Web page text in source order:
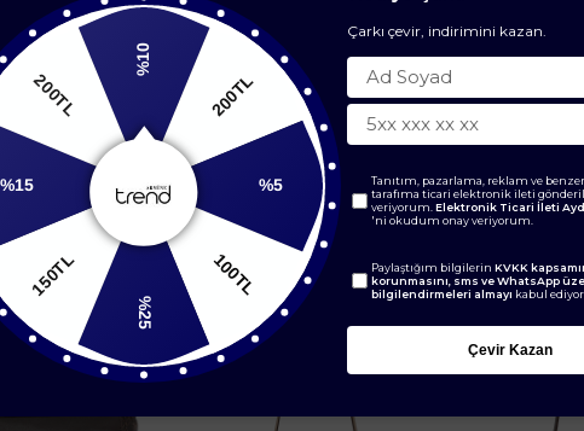
BENZER ÜRÜNLER
%10
200TL
%5
100TL
%25
150TL
%15
200TL
Çarkı çevir, indirimini kazan.
Tanıtım, pazarlama, reklam ve
tarafıma ticari elektronik ileti
veriyorum. Elektronik Ticari İleti
'ni okudum onay veriyorum.
Paylaştığım bilgilerin KVKK
korunmasını, sms ve WhatsApp
bilgilendirmeleri almayı kabul
Çevir Kazan